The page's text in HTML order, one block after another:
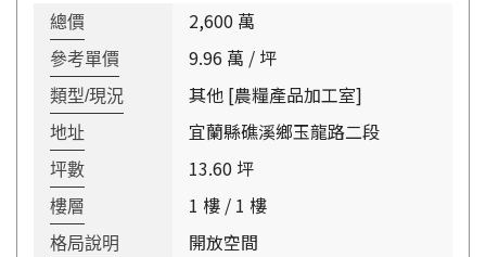
總價 2,600 萬
參考單價 9.96 萬 / 坪
類型/現況 其他 [農糧產品加工室]
地址 宜蘭縣礁溪鄉玉龍路二段
坪數 13.60 坪
樓層 1 樓 / 1 樓
格局說明 開放空間